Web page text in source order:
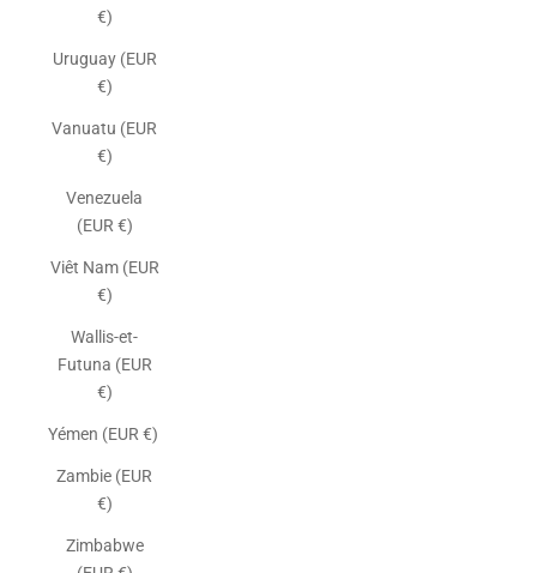
€)
Uruguay (EUR
€)
Vanuatu (EUR
€)
Venezuela
(EUR €)
Viêt Nam (EUR
€)
Wallis-et-
Futuna (EUR
€)
Yémen (EUR €)
Zambie (EUR
€)
Zimbabwe